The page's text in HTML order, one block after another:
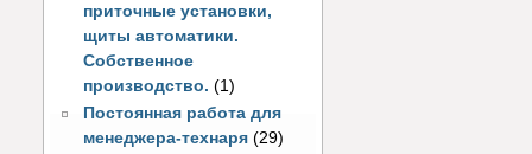
приточные установки,
щиты автоматики.
Собственное
производство. (1)
Постоянная работа для
менеджера-технаря (29)